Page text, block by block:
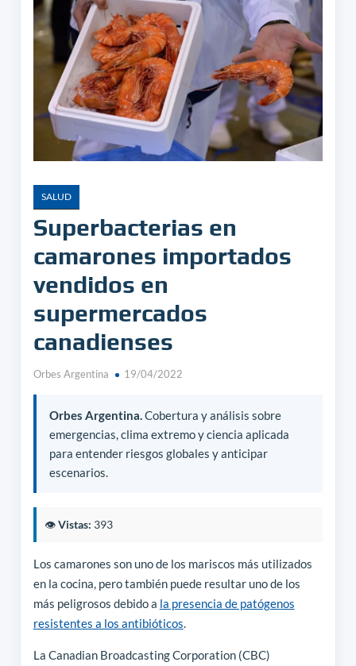
SALUD
Superbacterias en
camarones importados
vendidos en
supermercados
canadienses
Orbes Argentina 19/04/2022
Orbes Argentina.Cobertura y análisis sobre
emergencias, clima extremo y ciencia aplicada
para entender riesgos globales y anticipar
escenarios.
👁️Vistas: 393
Los camarones son uno de los mariscos más utilizados
en la cocina, pero también puede resultar uno de los
más peligrosos debido a la presencia de patógenos
resistentes a los antibióticos.
La Canadian Broadcasting Corporation (CBC)